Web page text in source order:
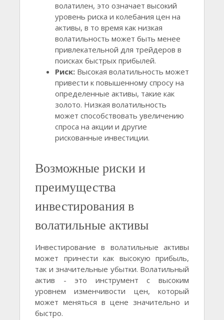
волатилен, это означает высокий
уровень риска и колебания цен на
активы, в то время как низкая
волатильность может быть менее
привлекательной для трейдеров в
поисках быстрых прибылей.
Риск: Высокая волатильность может
привести к повышенному спросу на
определенные активы, такие как
золото. Низкая волатильность
может способствовать увеличению
спроса на акции и другие
рискованные инвестиции.
Возможные риски и
преимущества
инвестирования в
волатильные активы
Инвестирование в волатильные активы
может принести как высокую прибыль,
так и значительные убытки. Волатильный
актив - это инструмент с высоким
уровнем изменчивости цен, который
может меняться в цене значительно и
быстро.